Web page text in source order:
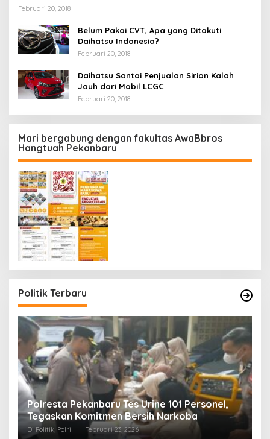
Februari 20, 2018
Belum Pakai CVT, Apa yang Ditakuti
Daihatsu Indonesia?
Februari 20, 2018
Daihatsu Santai Penjualan Sirion Kalah
Jauh dari Mobil LCGC
Februari 20, 2018
Mari bergabung dengan fakultas AwaBbros
Hangtuah Pekanbaru
Politik Terbaru
Polresta Pekanbaru Tes Urine 101 Personel,
Tegaskan Komitmen Bersih Narkoba
Di Politik, Polri Februari 23, 2026